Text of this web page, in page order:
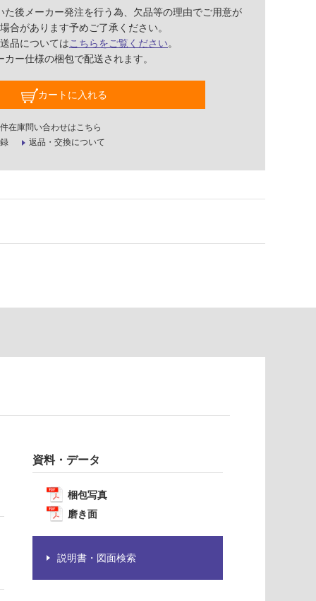
た後メーカー発注を行う為、欠品等の理由でご用意が
合があります予めご了承ください。
品についてはこちらをご覧ください。
ー仕様の梱包で配送されます。
カートに入れる
在庫問い合わせはこちら
返品・交換について
資料・データ
梱包写真
磨き面
説明書・図面検索